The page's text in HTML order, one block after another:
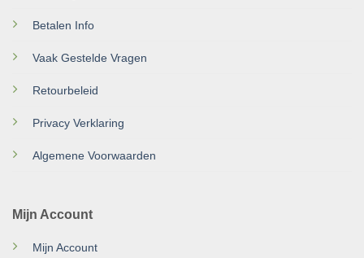
Betalen Info
Vaak Gestelde Vragen
Retourbeleid
Privacy Verklaring
Algemene Voorwaarden
Mijn Account
Mijn Account